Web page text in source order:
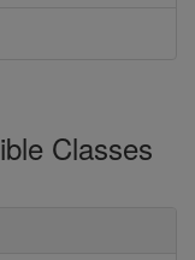
Classes